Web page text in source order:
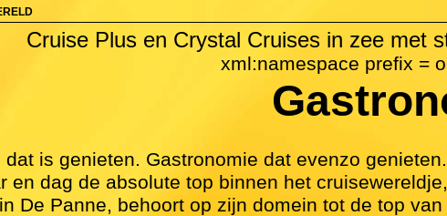
Cruise Plus en Crystal Cruises in zee met
xml:namespace prefix =
dat is genieten. Gastronomie dat evenzo
en dag de absolute top binnen het
De Panne, behoort op zijn domein tot de top